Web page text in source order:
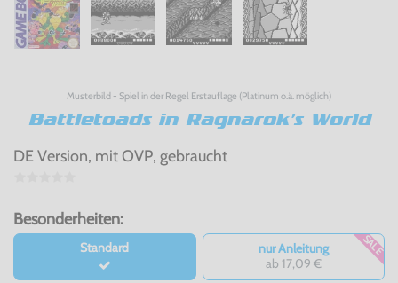
Musterbild - Spiel in der Regel Erstauflage (Platinum o.ä. möglich)
Battletoads in Ragnarok's World
DE Version, mit OVP, gebraucht
Besonderheiten:
Standard
nur Anleitung
ab 17,09 €
SALE